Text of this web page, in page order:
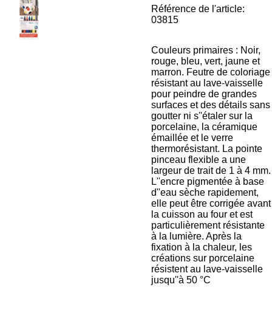
Référence de l'article:
03815
Couleurs primaires : Noir,
rouge, bleu, vert, jaune et
marron. Feutre de coloriage
résistant au lave-vaisselle
pour peindre de grandes
surfaces et des détails sans
goutter ni s''étaler sur la
porcelaine, la céramique
émaillée et le verre
thermorésistant. La pointe
pinceau flexible a une
largeur de trait de 1 à 4 mm.
L''encre pigmentée à base
d''eau sèche rapidement,
elle peut être corrigée avant
la cuisson au four et est
particulièrement résistante
à la lumière. Après la
fixation à la chaleur, les
créations sur porcelaine
résistent au lave-vaisselle
jusqu''à 50 °C